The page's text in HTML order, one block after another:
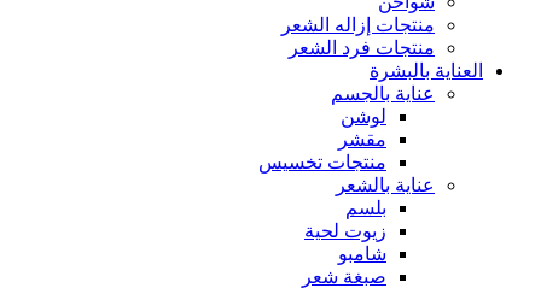
منتجات إزاله الشعر
منتجات فرد الشعر
العناية بالبشرة
عناية بالجسم
لوشن
مقشر
منتجات تخسيس
عناية بالشعر
بلسم
زيوت لحية
شامبو
صبغة شعر